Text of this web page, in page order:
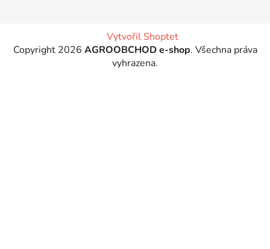
Vytvořil Shoptet
Copyright 2026 AGROOBCHOD e-shop. Všechna práva
vyhrazena.